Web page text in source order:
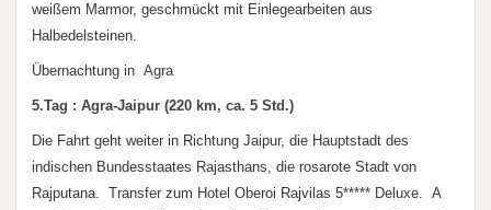
weißem Marmor, geschmückt mit Einlegearbeiten aus
Halbedelsteinen.
Übernachtung in Agra
5.Tag : Agra-Jaipur (220 km, ca. 5 Std.)
Die Fahrt geht weiter in Richtung Jaipur, die Hauptstadt des
indischen Bundesstaates Rajasthans, die rosarote Stadt von
Rajputana. Transfer zum Hotel Oberoi Rajvilas 5***** Deluxe. A